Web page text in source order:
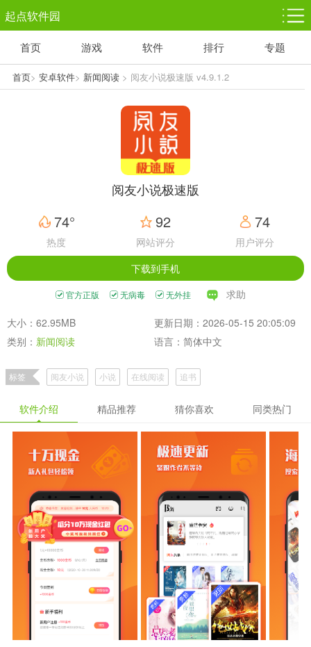
起点软件园
塔防游戏
1千+款游戏
休闲益智
1万+款游戏
体育竞技
5百+款游戏
赛车竞速
3百+款游戏
首页 游戏 软件 排行 专题
首页> 安卓软件> 新闻阅读> 阅友小说极速版 v4.9.1.2
阅友小说极速版
74°
热度
92
网站评分
74
用户评分
下载到手机
官方正版 无病毒 无外挂 求助
大小：62.95MB
更新日期：2026-05-15 20:05:09
类别： 新闻阅读 语言：简体中文
标签 阅友小说 小说 在线阅读 追书
软件介绍 精品推荐 猜你喜欢 同类热门